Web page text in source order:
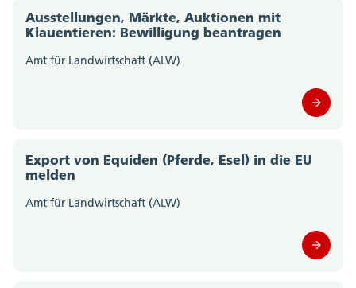
Amt für Berufsbildung, Mittel- und Hochschulen
Amt für Gesellschaft und Soziales (0)
Amt für Justizvollzug (0)
Ausstellungen, Märkte, Auktionen mit
Klauentieren: Bewilligung beantragen
Amt für Landwirtschaft (ALW)
Export von Equiden (Pferde, Esel) in die EU
melden
Amt für Landwirtschaft (ALW)